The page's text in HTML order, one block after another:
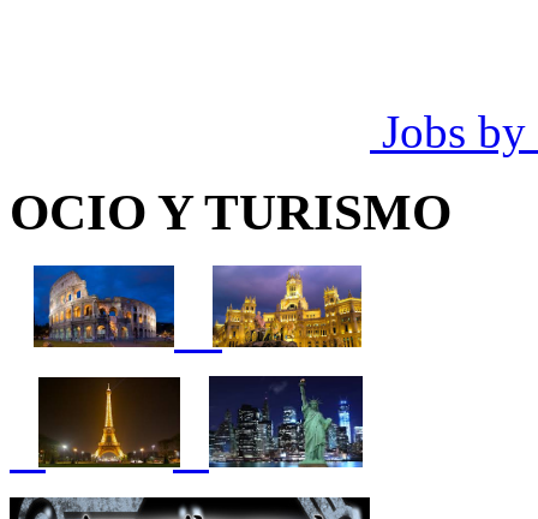
Jobs by
OCIO Y TURISMO